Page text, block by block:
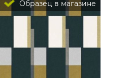
Образец в магазине